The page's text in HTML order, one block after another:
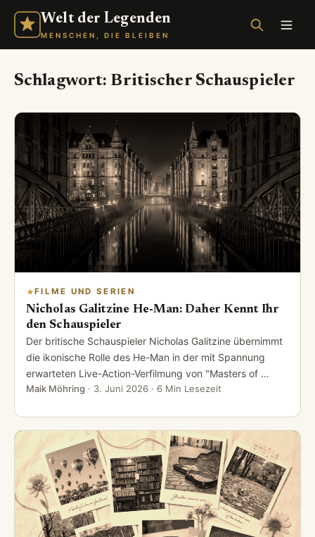
Welt der Legenden
MENSCHEN, DIE BLEIBEN
Schlagwort: Britischer Schauspieler
FILME UND SERIEN
Nicholas Galitzine He-Man: Daher Kennt Ihr
den Schauspieler
Der britische Schauspieler Nicholas Galitzine übernimmt
die ikonische Rolle des He-Man in der mit Spannung
erwarteten Live-Action-Verfilmung von "Masters of …
Maik Möhring · 3. Juni 2026 · 6 Min Lesezeit